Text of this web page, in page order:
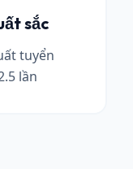
sắc
tuyển
lần